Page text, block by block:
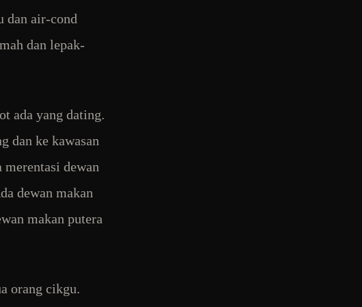
dan air-cond
dan lepak-
ada yang dating.
dan ke kawasan
dewan
dewan makan
makan putera
orang cikgu.